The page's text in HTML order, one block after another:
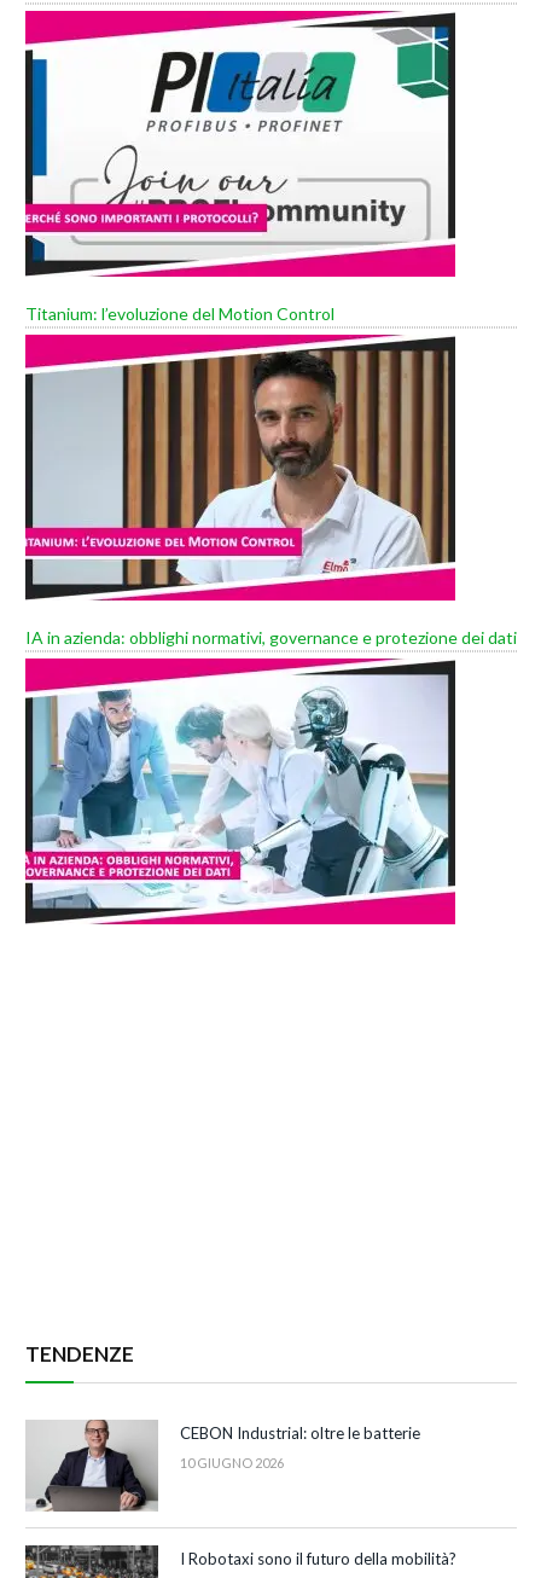
Titanium: l’evoluzione del Motion Control
IA in azienda: obblighi normativi, governance e protezione dei dati
TENDENZE
CEBON Industrial: oltre le batterie
10 GIUGNO 2026
I Robotaxi sono il futuro della mobilità?